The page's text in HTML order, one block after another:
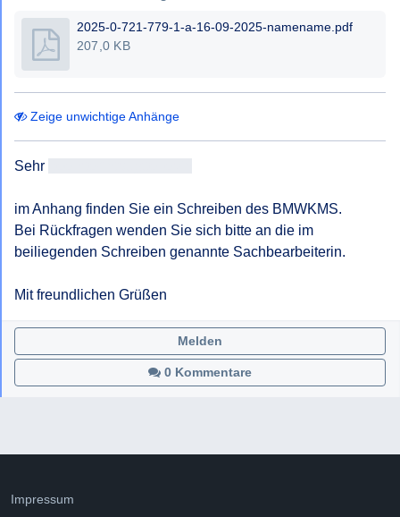
2025-0-721-779-1-a-16-09-2025-namename.pdf
207,0 KB
Zeige unwichtige Anhänge
Sehr
im Anhang finden Sie ein Schreiben des BMWKMS.
Bei Rückfragen wenden Sie sich bitte an die im
beiliegenden Schreiben genannte Sachbearbeiterin.
Mit freundlichen Grüßen
0 Kommentare
Melden
Impressum